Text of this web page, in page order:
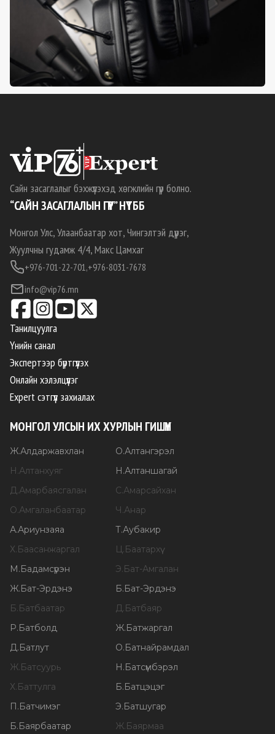
Сайн засаглалыг бэхжүүлэхэд хөгжлийн гүүр болно.
“САЙН ЗАСАГЛАЛЫН ГҮҮР” НҮТББ
Монгол Улс, Улаанбаатар хот, Чингэлтэй дүүрэг,
Жуулчны гудамж 4/4, Макс Цамхаг
+976-701-22-701,+976-8031-7678
info@vip76.mn
Танилцуулга
Үнийн санал
Экспертээр бүртгүүлэх
Онлайн хэлэлцүүлэг
Expert сэтгүүл захиалах
МОНГОЛ УЛСЫН ИХ ХУРЛЫН ГИШҮҮН
Ж.Алдаржавхлан О.Алтангэрэл
Н.Алтанхуяг Н.Алтаншагай
Д.Амарбаясгалан С.Амарсайхан
О.Амгаланбаатар Ч.Анар
А.Ариунзаяа Т.Аубакир
Х.Баасанжаргал Ц.Баатархүү
М.Бадамсүрэн Э.Бат-Амгалан
Ж.Бат-Эрдэнэ Б.Бат-Эрдэнэ
Б.Батбаатар Д.Батбаяр
Р.Батболд Ж.Батжаргал
Д.Батлут О.Батнайрамдал
Ж.Батсуурь Н.Батсүмбэрэл
Х.Баттулга Б.Батцэцэг
П.Батчимэг Э.Батшугар
Б.Баярбаатар Ж.Баярмаа